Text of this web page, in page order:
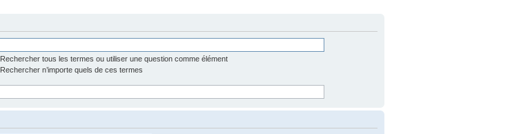
Rechercher tous les termes ou utiliser une question comme élément
Rechercher n’importe quels de ces termes